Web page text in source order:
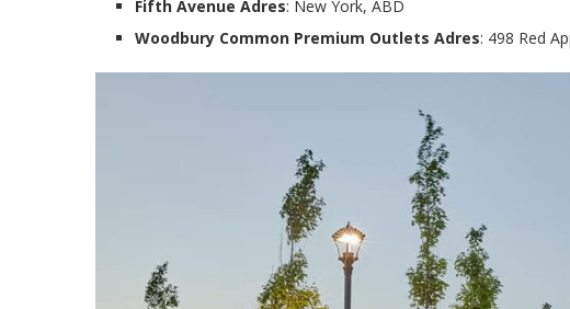
Fifth Avenue Adres: New York, ABD
Woodbury Common Premium Outlets Adres: 498 Red